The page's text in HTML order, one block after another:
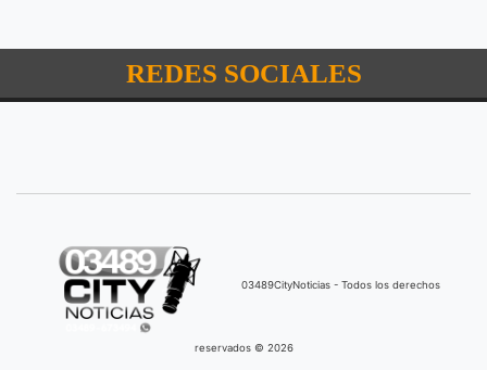
REDES SOCIALES
03489CityNoticias - Todos los derechos
reservados © 2026